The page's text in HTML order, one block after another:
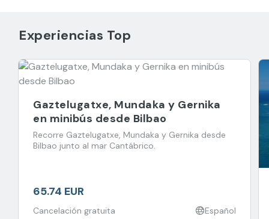
Experiencias Top
Gaztelugatxe, Mundaka y Gernika
en minibús desde Bilbao
Recorre Gaztelugatxe, Mundaka y Gernika desde
Bilbao junto al mar Cantábrico.
65.74 EUR
Cancelación gratuita Español